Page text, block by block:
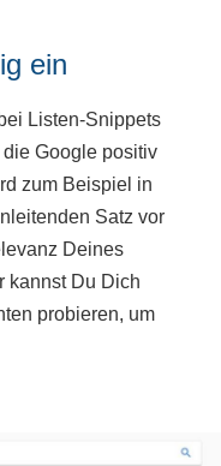
ein
Listen-Snippets
Google positiv
zum Beispiel in
Satz vor
Deines
kannst Du Dich
probieren, um